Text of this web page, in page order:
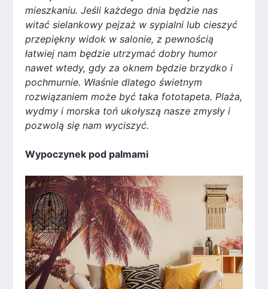
mieszkaniu. Jeśli każdego dnia będzie nas
witać sielankowy pejzaż w sypialni lub cieszyć
przepiękny widok w salonie, z pewnością
łatwiej nam będzie utrzymać dobry humor
nawet wtedy, gdy za oknem będzie brzydko i
pochmurnie. Właśnie dlatego świetnym
rozwiązaniem może być taka fototapeta. Plaża,
wydmy i morska toń ukołyszą nasze zmysły i
pozwolą się nam wyciszyć.
Wypoczynek pod palmami